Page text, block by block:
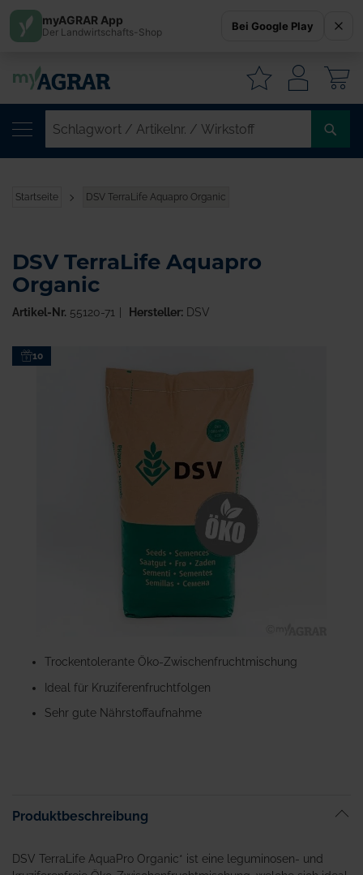
Startseite DSV TerraLife Aquapro Organic
Zum10
Anfang
Bildgalerie
springen
DSV TerraLife Aquapro
Organic
Artikel-Nr. 55120-71 Hersteller:DSV
Trockentolerante Öko-Zwischenfruchtmischung
Ideal für Kruziferenfruchtfolgen
Sehr gute Nährstoffaufnahme
Produktbeschreibung
DSV TerraLife AquaPro Organic* ist eine leguminosen- und
myAGRAR App
Der Landwirtschafts-Shop Bei Google Play